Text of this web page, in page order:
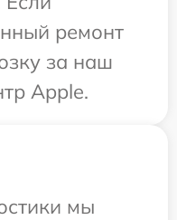
ремонт
за наш
Apple.
мы